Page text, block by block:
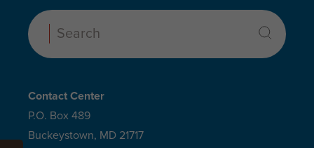
Search:
Contact Center
P.O. Box 489
Buckeystown, MD 21717